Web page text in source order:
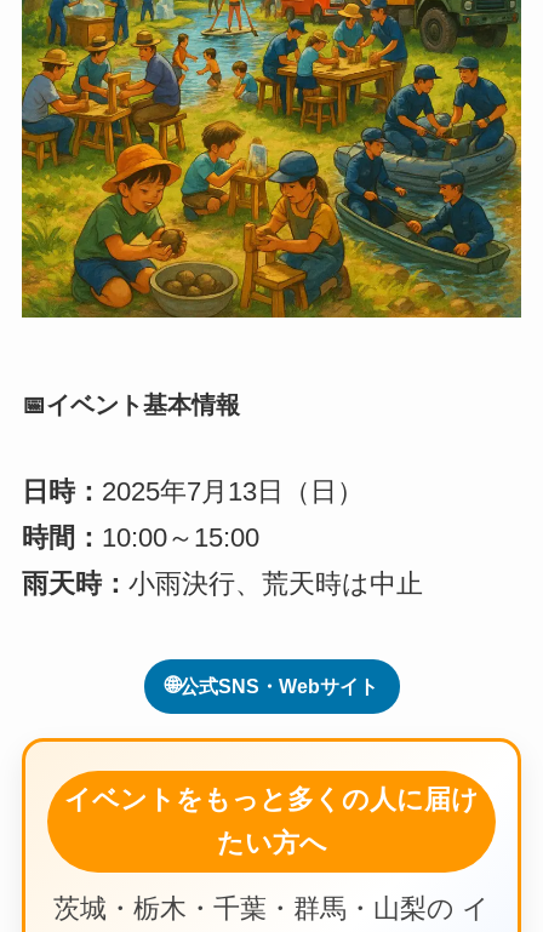
📅イベント基本情報
日時： 2025年7月13日（日）
時間： 10:00～15:00
雨天時： 小雨決行、荒天時は中止
🌐公式SNS・Webサイト
イベントをもっと多くの人に届け
たい方へ
茨城・栃木・千葉・群馬・山梨の イ